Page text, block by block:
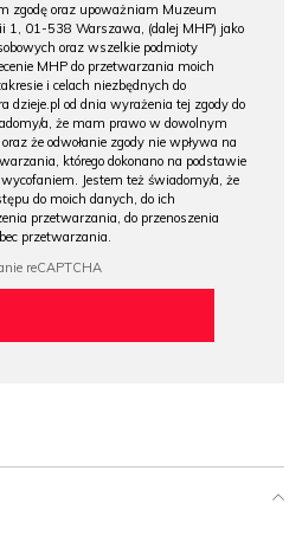
zgodę oraz upoważniam Muzeum
1, 01-538 Warszawa, (dalej MHP) jako
oraz wszelkie podmioty
MHP do przetwarzania moich
i celach niezbędnych do
dzieje.pl od dnia wyrażenia tej zgody do
a, że mam prawo w dowolnym
że odwołanie zgody nie wpływa na
którego dokonano na podstawie
Jestem też świadomy/a, że
do moich danych, do ich
przetwarzania, do przenoszenia
przetwarzania.